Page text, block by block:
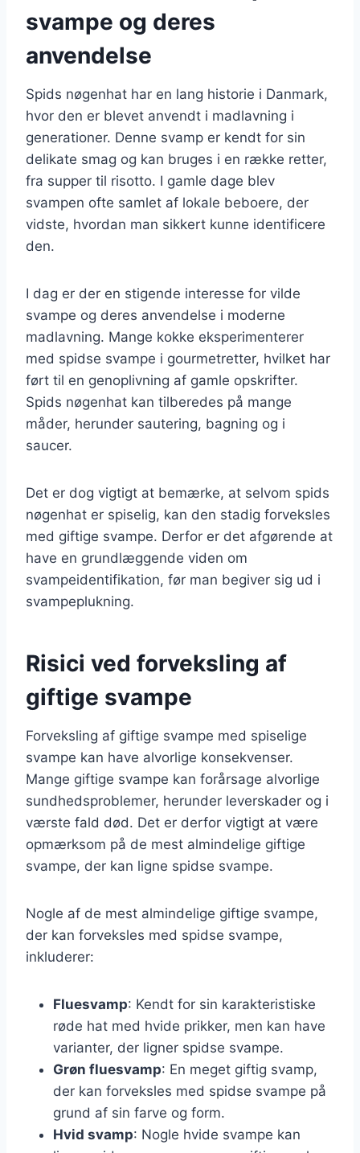
svampe og deres
anvendelse
Spids nøgenhat har en lang historie i Danmark,
hvor den er blevet anvendt i madlavning i
generationer. Denne svamp er kendt for sin
delikate smag og kan bruges i en række retter,
fra supper til risotto. I gamle dage blev
svampen ofte samlet af lokale beboere, der
vidste, hvordan man sikkert kunne identificere
den.
I dag er der en stigende interesse for vilde
svampe og deres anvendelse i moderne
madlavning. Mange kokke eksperimenterer
med spidse svampe i gourmetretter, hvilket har
ført til en genoplivning af gamle opskrifter.
Spids nøgenhat kan tilberedes på mange
måder, herunder sautering, bagning og i
saucer.
Det er dog vigtigt at bemærke, at selvom spids
nøgenhat er spiselig, kan den stadig forveksles
med giftige svampe. Derfor er det afgørende at
have en grundlæggende viden om
svampeidentifikation, før man begiver sig ud i
svampeplukning.
Risici ved forveksling af
giftige svampe
Forveksling af giftige svampe med spiselige
svampe kan have alvorlige konsekvenser.
Mange giftige svampe kan forårsage alvorlige
sundhedsproblemer, herunder leverskader og i
værste fald død. Det er derfor vigtigt at være
opmærksom på de mest almindelige giftige
svampe, der kan ligne spidse svampe.
Nogle af de mest almindelige giftige svampe,
der kan forveksles med spidse svampe,
inkluderer:
Fluesvamp: Kendt for sin karakteristiske
røde hat med hvide prikker, men kan have
varianter, der ligner spidse svampe.
Grøn fluesvamp: En meget giftig svamp,
der kan forveksles med spidse svampe på
grund af sin farve og form.
Hvid svamp: Nogle hvide svampe kan